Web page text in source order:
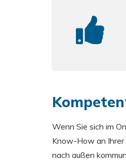
Wenn Sie sich im
Know-How an Ihrer
nach außen